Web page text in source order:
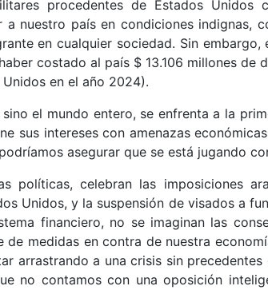
procedentes de Estados Unidos
a nuestro país en condiciones indignas,
en cualquier sociedad. Sin
costado al país $ 13.106 millones de
en el año 2024).
el mundo entero, se enfrenta a la
sus intereses con amenazas
asegurar que se está jugando
políticas, celebran las imposiciones
Unidos, y la suspensión de visados a
financiero, no se imaginan las
de medidas en contra de nuestra
arrastrando a una crisis sin
no contamos con una oposición